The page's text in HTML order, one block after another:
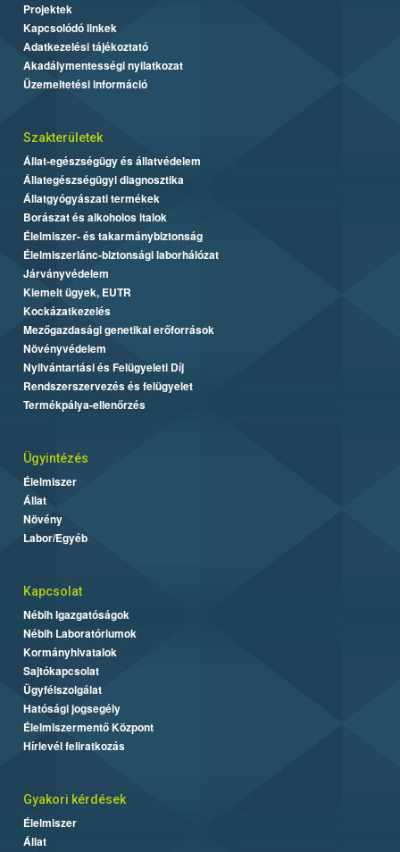
Projektek
Kapcsolódó linkek
Adatkezelési tájékoztató
Akadálymentességi nyilatkozat
Üzemeltetési információ
Szakterületek
Állat-egészségügy és állatvédelem
Állategészségügyi diagnosztika
Állatgyógyászati termékek
Borászat és alkoholos italok
Élelmiszer- és takarmánybiztonság
Élelmiszerlánc-biztonsági laborhálózat
Járványvédelem
Kiemelt ügyek, EUTR
Kockázatkezelés
Mezőgazdasági genetikai erőforrások
Növényvédelem
Nyilvántartási és Felügyeleti Díj
Rendszerszervezés és felügyelet
Termékpálya-ellenőrzés
Ügyintézés
Élelmiszer
Állat
Növény
Labor/Egyéb
Kapcsolat
Nébih Igazgatóságok
Nébih Laboratóriumok
Kormányhivatalok
Sajtókapcsolat
Ügyfélszolgálat
Hatósági jogsegély
Élelmiszermentő Központ
Hírlevél feliratkozás
Gyakori kérdések
Élelmiszer
Állat